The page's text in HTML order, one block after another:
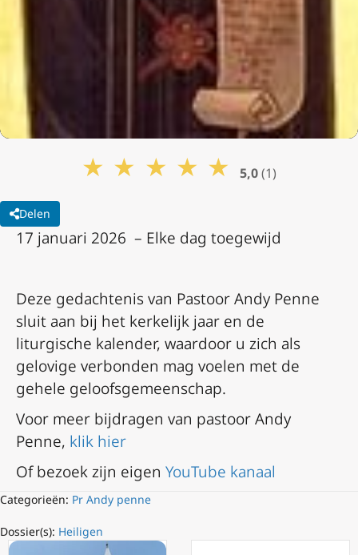
★ ★ ★ ★ ★ 5,0(1)
Delen
17 januari 2026 – Elke dag toegewijd
Deze gedachtenis van Pastoor Andy Penne
sluit aan bij het kerkelijk jaar en de
liturgische kalender, waardoor u zich als
gelovige verbonden mag voelen met de
gehele geloofsgemeenschap.
Voor meer bijdragen van pastoor Andy
Penne, klik hier
Of bezoek zijn eigen YouTube kanaal
Categorieën: Pr Andy penne
Dossier(s): Heiligen